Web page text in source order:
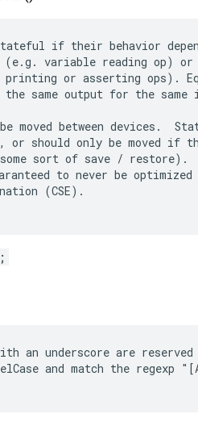
if their behavior
variable reading op) or
or asserting ops).
the same output for the same
moved between devices.
or should only be moved if
sort of save / restore).
to never be optimized
(CSE).
an underscore are
and match the regexp